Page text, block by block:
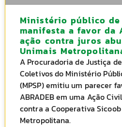
Ministério público de
manifesta a favor da
ação contra juros
Unimais
A Procuradoria de Justiça
Coletivos do Ministério
(MPSP) emitiu um parecer
ABRADEB em uma Ação
contra a Cooperativa
Metropolitana.